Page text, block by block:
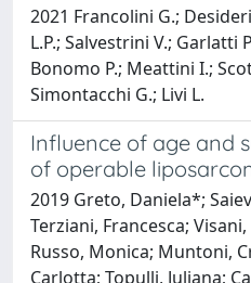
2021 Francolini G.;
L.P.; Salvestrini V.; Garlatti
Bonomo P.; Meattini I.;
Simontacchi G.; Livi L.
Influence of age and
of operable
2019 Greto, Daniela*;
Terziani, Francesca;
Russo, Monica; Muntoni,
Carlotta; Topulli, Juliana;